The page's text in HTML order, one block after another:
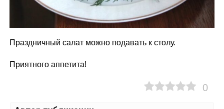
Праздничный салат можно подавать к столу.
Приятного аппетита!
0